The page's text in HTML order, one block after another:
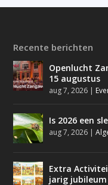
Recente berichten
Openlucht
15 augustus
aug 7, 2026 |
Is 2026 een
aug 7, 2026 |
Extra
jarig jubileum